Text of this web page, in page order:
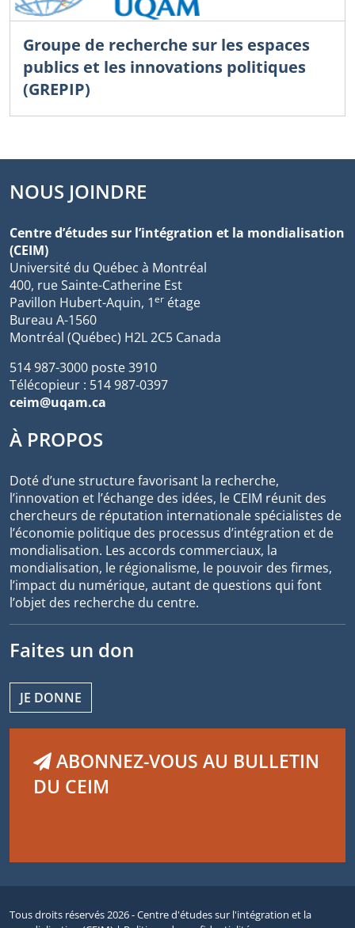
Groupe de recherche sur les espaces
publics et les innovations politiques
(GREPIP)
NOUS JOINDRE
Centre d’études sur l’intégration et la mondialisation
(CEIM)
Université du Québec à Montréal
400, rue Sainte-Catherine Est
Pavillon Hubert-Aquin, 1er étage
Bureau A-1560
Montréal (Québec) H2L 2C5 Canada
514 987-3000 poste 3910
Télécopieur : 514 987-0397
ceim@uqam.ca
À PROPOS
Doté d’une structure favorisant la recherche,
l’innovation et l’échange des idées, le CEIM réunit des
chercheurs de réputation internationale spécialistes de
l’économie politique des processus d’intégration et de
mondialisation. Les accords commerciaux, la
mondialisation, le régionalisme, le pouvoir des firmes,
l’impact du numérique, autant de questions qui font
l’objet des recherche du centre.
Faites un don
JE DONNE
ABONNEZ-VOUS AU BULLETIN
DU CEIM
Tous droits réservés 2026 - Centre d'études sur l'intégration et la